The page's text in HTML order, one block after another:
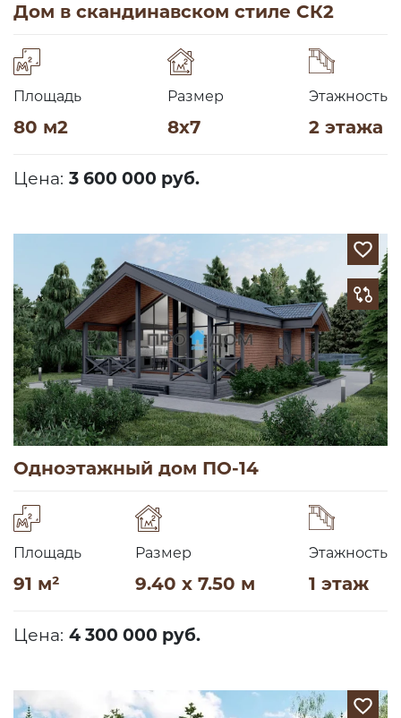
Дом в скандинавском стиле СК2
Площадь
80 м2
Размер
8х7
Этажность
2 этажа
Цена: 3 600 000 руб.
Одноэтажный дом ПО-14
Площадь
91 м²
Размер
9.40 x 7.50 м
Этажность
1 этаж
Цена: 4 300 000 руб.